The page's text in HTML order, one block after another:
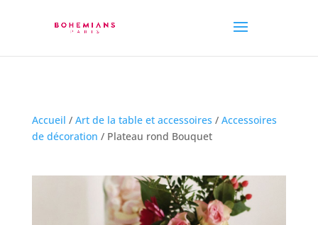
Accueil / Art de la table et accessoires / Accessoires
de décoration / Plateau rond Bouquet